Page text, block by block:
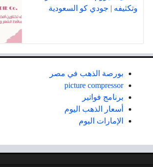
وتكثيفه | جودي كو السعودية
بورصة الذهب في مصر
picture compressor
برنامج فواتير
أسعار الذهب اليوم
الإمارات اليوم